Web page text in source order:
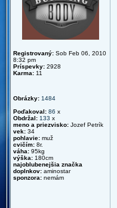
Registrovaný: Sob Feb 06, 2010
8:32 pm
Príspevky: 2928
Karma: 11
Obrázky: 1484
Poďakoval: 86 x
Obdržal: 133 x
meno a priezvisko: Jozef Petrík
vek: 34
pohlavie: muž
cvičím: 8r.
váha: 95kg
výška: 180cm
najoblubenejšia značka
doplnkov: aminostar
sponzora: nemám